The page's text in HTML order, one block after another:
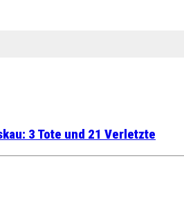
3 Tote und 21 Verletzte